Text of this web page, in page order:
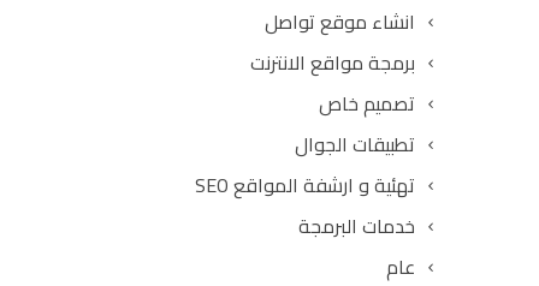
انشاء موقع تواصل
برمجة مواقع الانترنت
تصميم خاص
تطبيقات الجوال
تهئية و ارشفة المواقع SEO
خدمات البرمجة
عام